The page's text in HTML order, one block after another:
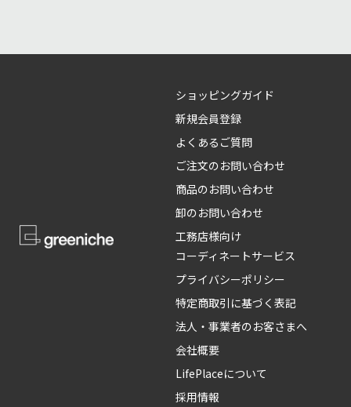
ショッピングガイド
新規会員登録
よくあるご質問
ご注文のお問い合わせ
商品のお問い合わせ
卸のお問い合わせ
工務店様向け
コーディネートサービス
プライバシーポリシー
特定商取引に基づく表記
法人・事業者のお客さまへ
会社概要
LifePlaceについて
採用情報